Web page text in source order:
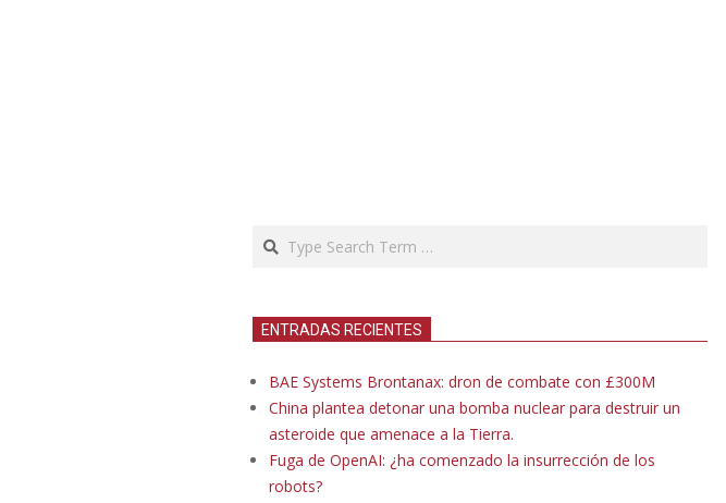
Search
ENTRADAS RECIENTES
BAE Systems Brontanax: dron de combate con £300M
China plantea detonar una bomba nuclear para destruir un
asteroide que amenace a la Tierra.
Fuga de OpenAI: ¿ha comenzado la insurrección de los
robots?